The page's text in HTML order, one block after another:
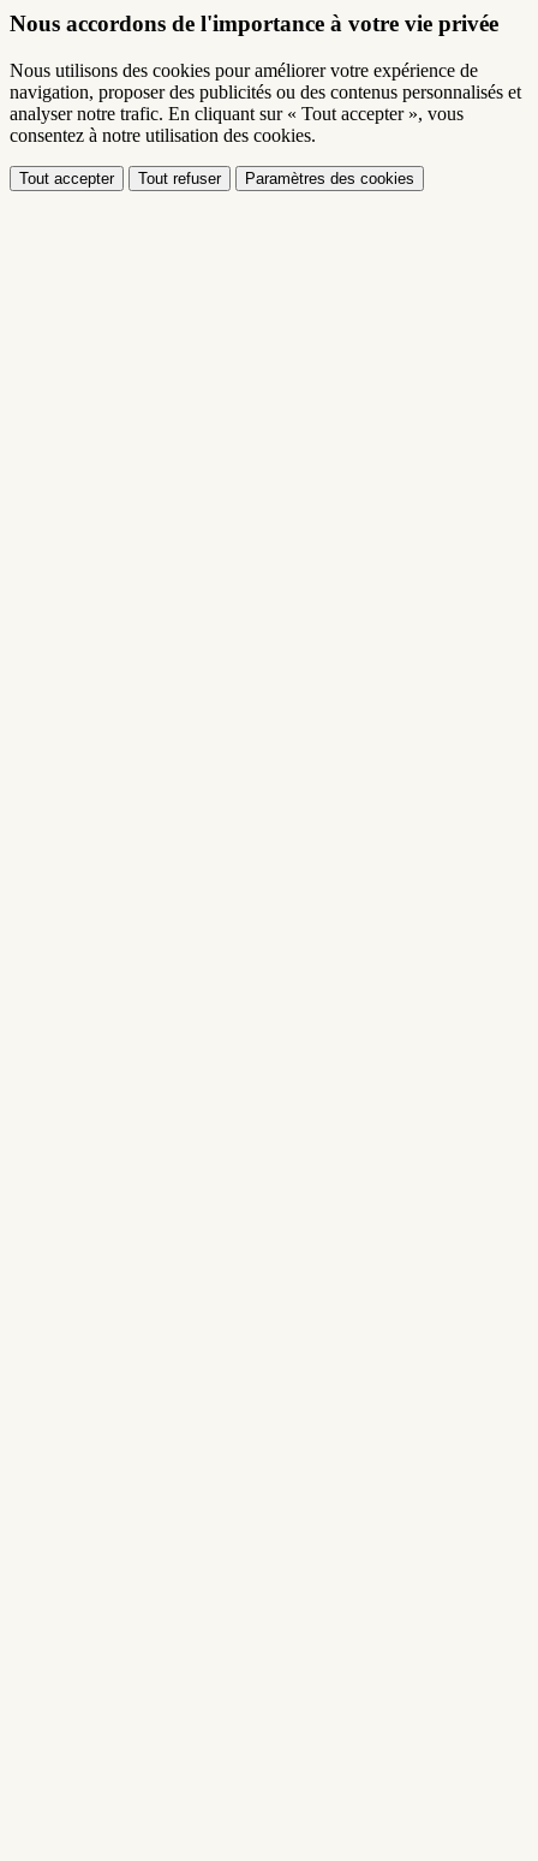
Nous accordons de l'importance à votre vie privée
Nous utilisons des cookies pour améliorer votre expérience de
navigation, proposer des publicités ou des contenus personnalisés et
analyser notre trafic. En cliquant sur « Tout accepter », vous
consentez à notre utilisation des cookies.
Tout accepter Tout refuser Paramètres des cookies